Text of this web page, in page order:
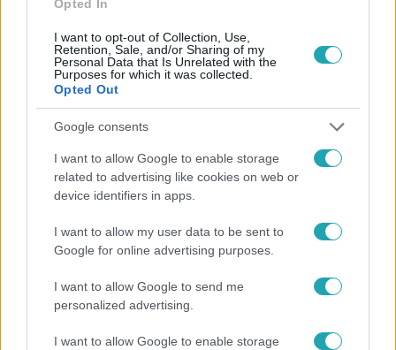
Opted In
I want to opt-out of Collection, Use,
Retention, Sale, and/or Sharing of my
Personal Data that Is Unrelated with the
Purposes for which it was collected.
Opted Out
Google consents
I want to allow Google to enable storage
related to advertising like cookies on web or
device identifiers in apps.
I want to allow my user data to be sent to
Google for online advertising purposes.
I want to allow Google to send me
personalized advertising.
I want to allow Google to enable storage